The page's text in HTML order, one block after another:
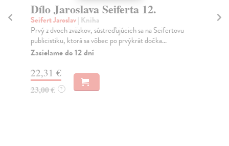
Dílo Jaroslava Seiferta 12.
Seifert Jaroslav| Kniha
Prvý z dvoch zväzkov, sústreďujúcich sa na Seifertovu
publicistiku, ktorá sa vôbec po prvýkrát dočka...
Zasielame do 12 dní
22,31 €
23,00 € ?